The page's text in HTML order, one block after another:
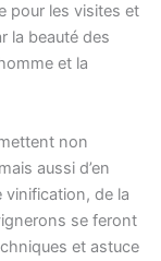
pour les visites et
la beauté des
et la
non
aussi d’en
de la
se feront
et astuce